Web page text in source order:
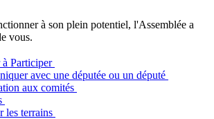
à son plein potentiel, l'Assemblée a
vous.
Participer
avec une députée ou un député
aux comités
les terrains